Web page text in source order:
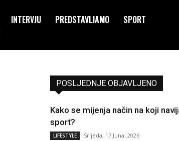
INTERVJU PREDSTAVLJAMO
SPORT
POSLJEDNJE OBJAVLJENO
Kako se mijenja način na koji
sport?
LIFESTYLE Srijeda, 17 Juna, 2026